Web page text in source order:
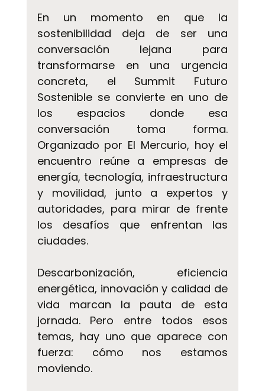
En un momento en que la
sostenibilidad deja de ser una
conversación lejana para
transformarse en una urgencia
concreta, el Summit Futuro
Sostenible se convierte en uno de
los espacios donde esa
conversación toma forma.
Organizado por El Mercurio, hoy el
encuentro reúne a empresas de
energía, tecnología, infraestructura
y movilidad, junto a expertos y
autoridades, para mirar de frente
los desafíos que enfrentan las
ciudades.
Descarbonización, eficiencia
energética, innovación y calidad de
vida marcan la pauta de esta
jornada. Pero entre todos esos
temas, hay uno que aparece con
fuerza: cómo nos estamos
moviendo.